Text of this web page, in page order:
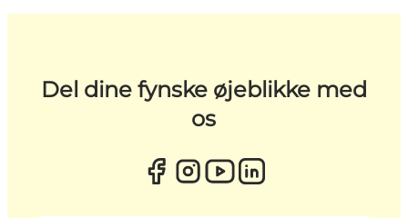
Del dine fynske øjeblikke med
os